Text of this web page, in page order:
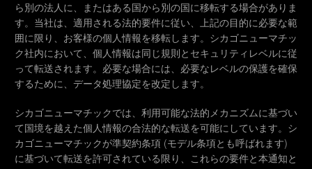
ら別の法人に、またはある国から別の国に移転する場合がありま
す。当社は、適用される法的要件に従い、上記の目的に必要な範
囲に限り、お客様の個人情報を移転します。シカゴニューマチッ
ク社内において、個人情報は同じ規則とセキュリティレベルに従
って転送されます。必要な場合には、必要なレベルの保護を確保
するために、データ処理協定を改定します。
シカゴニューマチックでは、利用可能な法的メカニズムに基づい
て国境を越えた個人情報の合法的な転送を可能にしています。シ
カゴニューマチックが準契約条項 (モデル条項とも呼ばれます)
に基づいて転送を許可されている限り、これらの要件と本通知と